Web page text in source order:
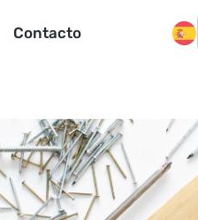
Contacto